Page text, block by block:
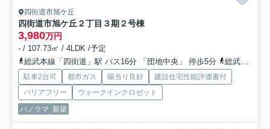
四街道市旭ケ丘
四街道市旭ケ丘２丁目３期 ２号棟
3,980万円
- / 107.73㎡ / 4LDK /予定
総武本線「四街道」駅 バス16分 「団地中央」 停歩5分
総武本線「物井」駅 徒歩45分
駐車2台可 都市ガス 陽当り良好
建設住宅性能評価書付
バリアフリー
ウォークインクロゼット
パノラマ 新築